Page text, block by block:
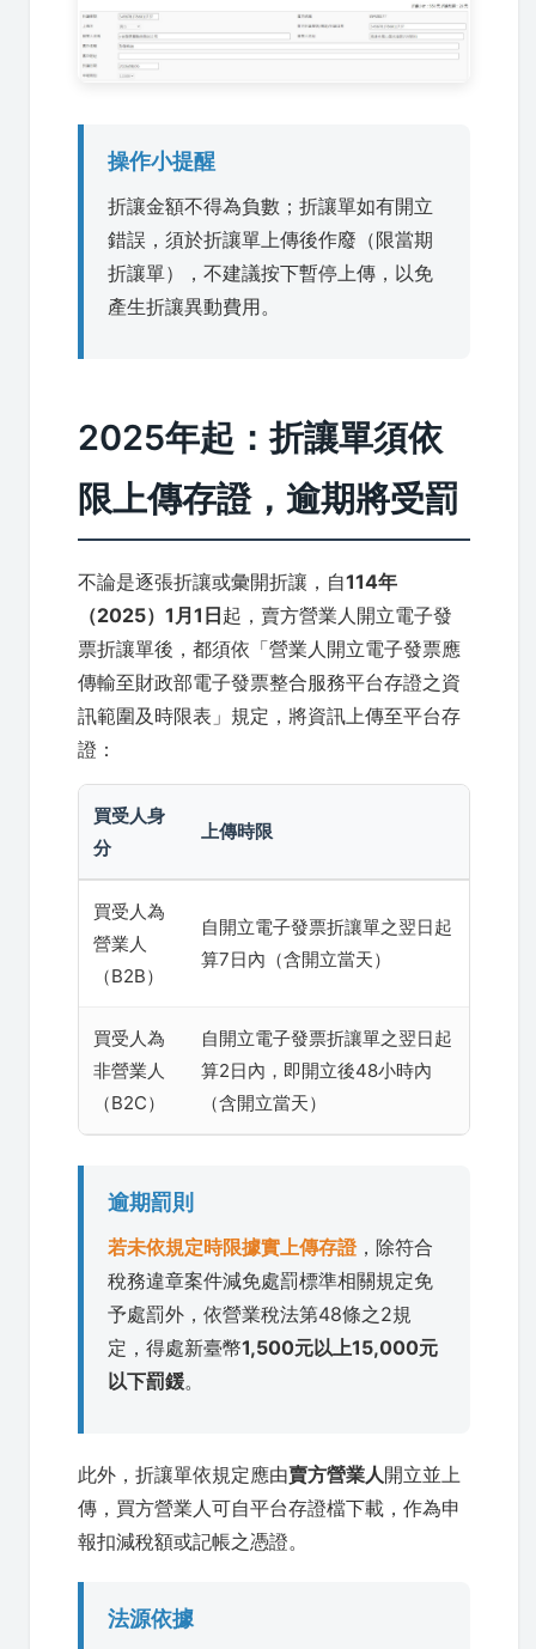
操作小提醒
折讓金額不得為負數；折讓單如有開立
錯誤，須於折讓單上傳後作廢（限當期
折讓單），不建議按下暫停上傳，以免
產生折讓異動費用。
2025年起：折讓單須依
限上傳存證，逾期將受罰
不論是逐張折讓或彙開折讓，自114年
（2025）1月1日起，賣方營業人開立電子發
票折讓單後，都須依「營業人開立電子發票應
傳輸至財政部電子發票整合服務平台存證之資
訊範圍及時限表」規定，將資訊上傳至平台存
證：
買受人身
分
上傳時限
買受人為
營業人
（B2B）
自開立電子發票折讓單之翌日起
算7日內（含開立當天）
買受人為
非營業人
（B2C）
自開立電子發票折讓單之翌日起
算2日內，即開立後48小時內
（含開立當天）
逾期罰則
若未依規定時限據實上傳存證，除符合
稅務違章案件減免處罰標準相關規定免
予處罰外，依營業稅法第48條之2規
定，得處新臺幣1,500元以上15,000元
以下罰鍰。
此外，折讓單依規定應由賣方營業人開立並上
傳，買方營業人可自平台存證檔下載，作為申
報扣減稅額或記帳之憑證。
法源依據